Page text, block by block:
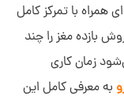
کردن در بازه‌های ۲۵ دقیقه‌ای همراه با تمرکز کامل
این روش بازده مغز را چند
زمان کاری
به معرفی کامل این